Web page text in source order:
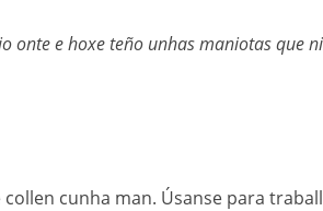
onte e hoxe teño unhas maniotas que
collen cunha man. Úsanse para